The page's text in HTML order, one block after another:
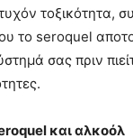
τοξικότητα,
το seroquel
σας πριν
και αλκοόλ